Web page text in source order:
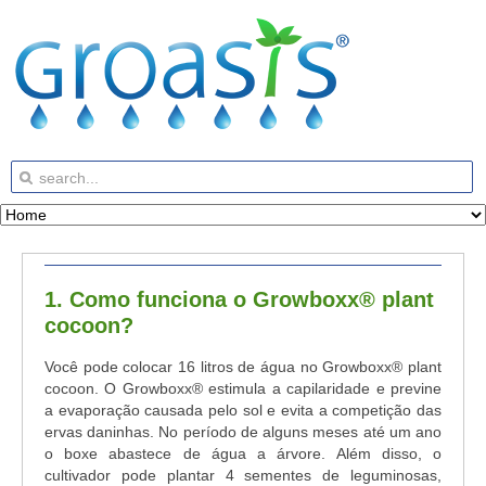
1. Como funciona o Growboxx® plant
cocoon?
Você pode colocar 16 litros de água no Growboxx® plant
cocoon. O Growboxx® estimula a capilaridade e previne
a evaporação causada pelo sol e evita a competição das
ervas daninhas. No período de alguns meses até um ano
o boxe abastece de água a árvore. Além disso, o
cultivador pode plantar 4 sementes de leguminosas,